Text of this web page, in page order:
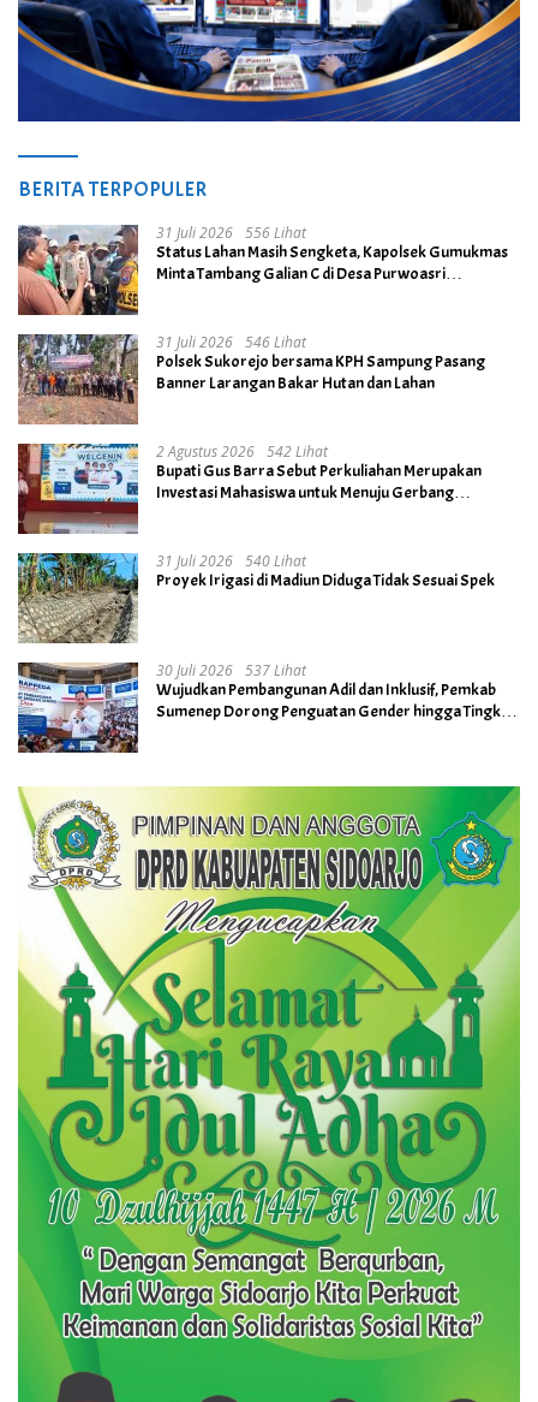
BERITA TERPOPULER
31 Juli 2026 556 Lihat
Status Lahan Masih Sengketa, Kapolsek Gumukmas
Minta Tambang Galian C di Desa Purwoasri
31 Juli 2026 546 Lihat
Polsek Sukorejo bersama KPH Sampung Pasang
Banner Larangan Bakar Hutan dan Lahan
2 Agustus 2026 542 Lihat
Bupati Gus Barra Sebut Perkuliahan Merupakan
Investasi Mahasiswa untuk Menuju Gerbang
31 Juli 2026 540 Lihat
Proyek Irigasi di Madiun Diduga Tidak Sesuai Spek
30 Juli 2026 537 Lihat
Wujudkan Pembangunan Adil dan Inklusif, Pemkab
Sumenep Dorong Penguatan Gender hingga Tingkat